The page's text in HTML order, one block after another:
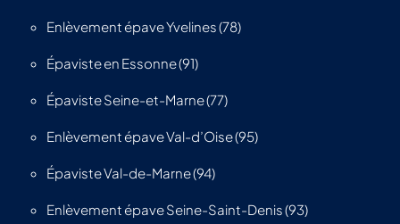
Enlèvement épave Yvelines (78)
Épaviste en Essonne (91)
Épaviste Seine-et-Marne (77)
Enlèvement épave Val-d’Oise (95)
Épaviste Val-de-Marne (94)
Enlèvement épave Seine-Saint-Denis (93)